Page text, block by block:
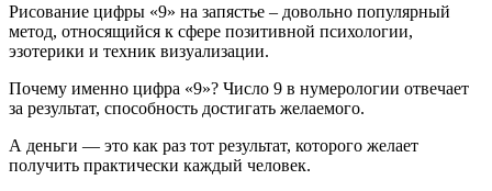
Рисование цифры «9» на запястье – довольно популярный
метод, относящийся к сфере позитивной психологии,
эзотерики и техник визуализации.
Почему именно цифра «9»? Число 9 в нумерологии отвечает
за результат, способность достигать желаемого.
А деньги — это как раз тот результат, которого желает
получить практически каждый человек.